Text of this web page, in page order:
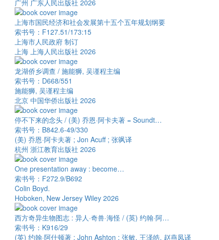
广州 广东人民出版社 2026
上海市国民经济和社会发展第十五个五年规划纲要
索书号：F127.51/173:15
上海市人民政府 制订
上海 上海人民出版社 2026
龙湖侨乡调查 / 施能狮, 吴谨程主编
索书号：D668/551
施能狮, 吴谨程主编
北京 中国华侨出版社 2026
停不下来的念头 / (美) 乔恩·阿卡夫著 = Soundt…
索书号：B842.6-49/330
(美) 乔恩·阿卡夫著 ; Jon Acuff ; 张飒译
杭州 浙江教育出版社 2026
One presentation away : become…
索书号：F272.9/B692
Colin Boyd.
Hoboken, New Jersey Wiley 2026
西方奇异生物图志 : 异人·奇兽·海怪 / (英) 约翰·阿…
索书号：K916/29
(英) 约翰·阿什顿著 ; John Ashton ; 张敏, 王泽皓, 赵燕凤译